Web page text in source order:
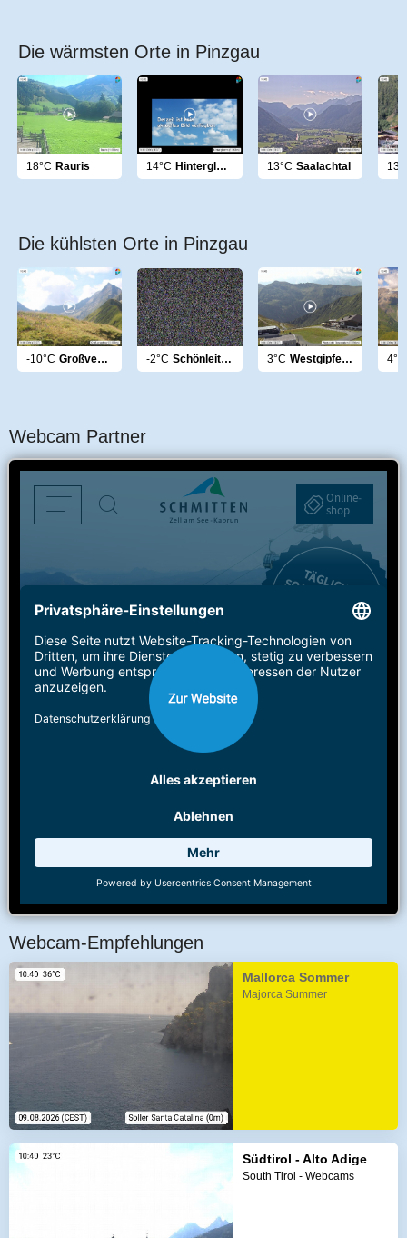
Die wärmsten Orte in Pinzgau
18°C Rauris 14°C Hinterglemm 13°C Saalachtal
Die kühlsten Orte in Pinzgau
-10°C Großvenediger -2°C Schönleiten Leogang 3°C Westgipfel Bergstation 4°C
Webcam Partner
Webcam-Empfehlungen
Mallorca Sommer
Majorca Summer
Südtirol - Alto Adige
South Tirol - Webcams